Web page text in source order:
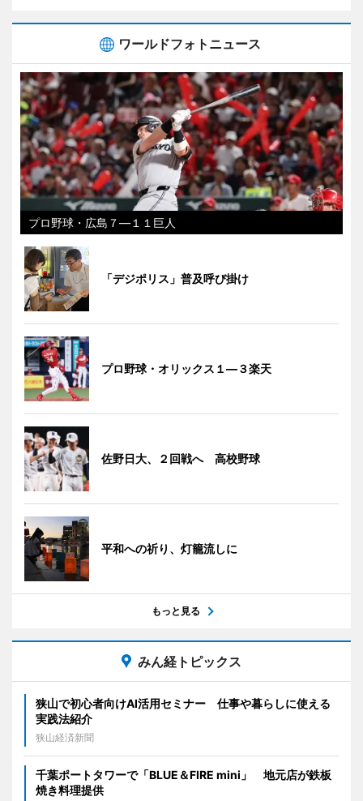
ワールドフォトニュース
プロ野球・広島７―１１巨人
「デジポリス」普及呼び掛け
プロ野球・オリックス１―３楽天
佐野日大、２回戦へ 高校野球
平和への祈り、灯籠流しに
もっと見る
みん経トピックス
狭山で初心者向けAI活用セミナー 仕事や暮らしに使える
実践法紹介
狭山経済新聞
千葉ポートタワーで「BLUE＆FIRE mini」 地元店が鉄板
焼き料理提供